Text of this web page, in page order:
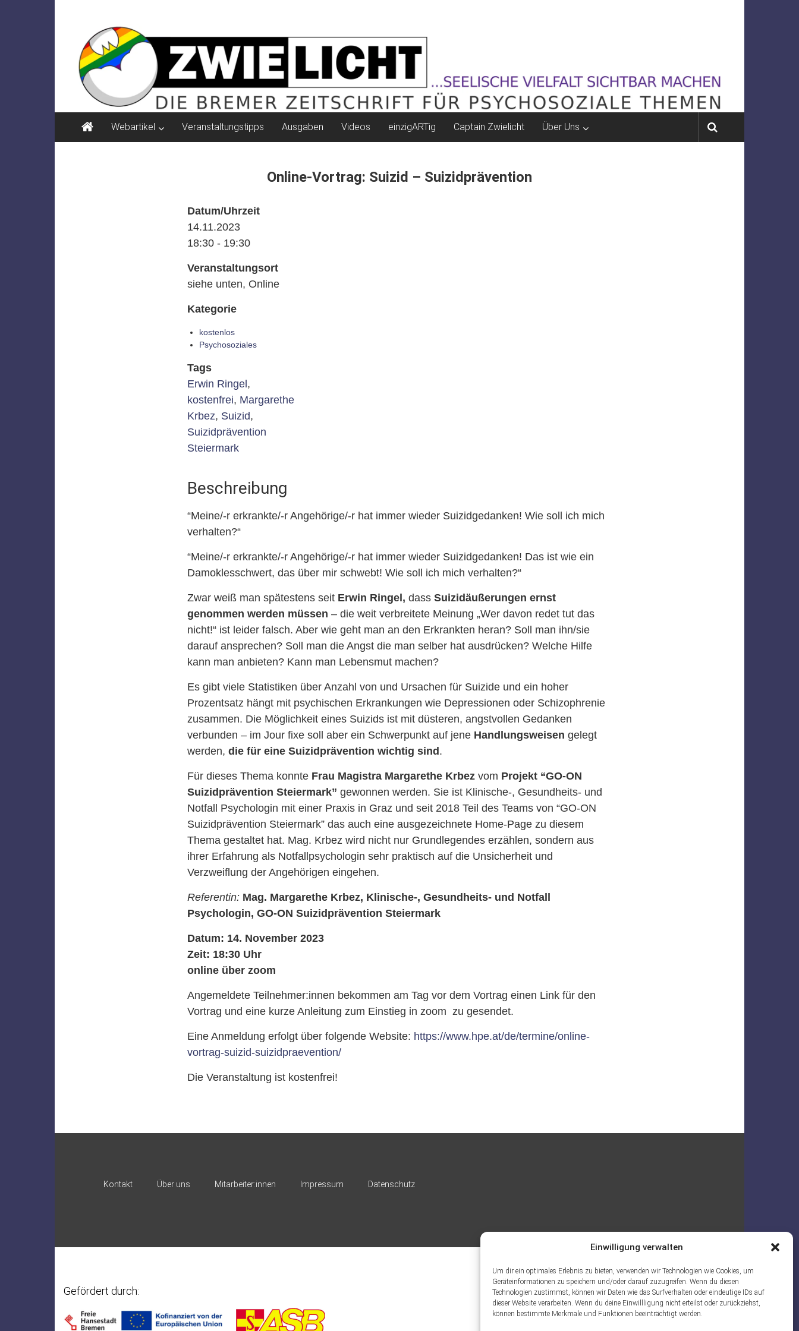
Einwilligung verwalten
Um dir ein optimales Erlebnis zu bieten, verwenden wir Technologien wie Cookies, um
Geräteinformationen zu speichern und/oder darauf zuzugreifen. Wenn du diesen
Technologien zustimmst, können wir Daten wie das Surfverhalten oder eindeutige IDs auf
dieser Website verarbeiten. Wenn du deine Einwillligung nicht erteilst oder zurückziehst,
können bestimmte Merkmale und Funktionen beeinträchtigt werden.
ZWIELICHT
BREMEN
DIE
BREMER
ZEITSCHRIFT
FÜR
PSYCHOSOZIALE
Webartikel Veranstaltungstipps Ausgaben Videos einzigARTig Captain Zwielicht Über Uns
Online-Vortrag: Suizid – Suizidprävention
Datum/Uhrzeit
14.11.2023
18:30 - 19:30
Veranstaltungsort
siehe unten, Online
Kategorie
kostenlos
Psychosoziales
Tags
Erwin Ringel,
kostenfrei, Margarethe
Krbez, Suizid,
Suizidprävention
Steiermark
Beschreibung
“Meine/-r erkrankte/-r Angehörige/-r hat immer wieder Suizidgedanken! Wie soll ich mich
verhalten?“
“Meine/-r erkrankte/-r Angehörige/-r hat immer wieder Suizidgedanken! Das ist wie ein
Damoklesschwert, das über mir schwebt! Wie soll ich mich verhalten?“
Zwar weiß man spätestens seit Erwin Ringel, dass Suizidäußerungen ernst
genommen werden müssen – die weit verbreitete Meinung „Wer davon redet tut das
nicht!“ ist leider falsch. Aber wie geht man an den Erkrankten heran? Soll man ihn/sie
darauf ansprechen? Soll man die Angst die man selber hat ausdrücken? Welche Hilfe
kann man anbieten? Kann man Lebensmut machen?
Es gibt viele Statistiken über Anzahl von und Ursachen für Suizide und ein hoher
Prozentsatz hängt mit psychischen Erkrankungen wie Depressionen oder Schizophrenie
zusammen. Die Möglichkeit eines Suizids ist mit düsteren, angstvollen Gedanken
verbunden – im Jour fixe soll aber ein Schwerpunkt auf jene Handlungsweisen gelegt
werden, die für eine Suizidprävention wichtig sind.
Für dieses Thema konnte Frau Magistra Margarethe Krbezvom Projekt “GO-ON
Suizidprävention Steiermark” gewonnen werden. Sie ist Klinische-, Gesundheits- und
Notfall Psychologin mit einer Praxis in Graz und seit 2018 Teil des Teams von “GO-ON
Suizidprävention Steiermark” das auch eine ausgezeichnete Home-Page zu diesem
Thema gestaltet hat. Mag. Krbez wird nicht nur Grundlegendes erzählen, sondern aus
ihrer Erfahrung als Notfallpsychologin sehr praktisch auf die Unsicherheit und
Verzweiflung der Angehörigen eingehen.
Referentin: Mag. Margarethe Krbez, Klinische-, Gesundheits- und Notfall
Psychologin, GO-ON Suizidprävention Steiermark
Datum: 14. November 2023
Zeit: 18:30 Uhr
online über zoom
Angemeldete Teilnehmer:innen bekommen am Tag vor dem Vortrag einen Link für den
Vortrag und eine kurze Anleitung zum Einstieg in zoom zu gesendet.
Eine Anmeldung erfolgt über folgende Website: https://www.hpe.at/de/termine/online-
vortrag-suizid-suizidpraevention/
Die Veranstaltung ist kostenfrei!
Kontakt Über uns Mitarbeiter:innen Impressum Datenschutz
Gefördert durch: